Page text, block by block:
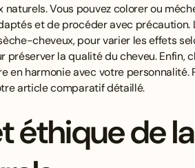
Vous pouvez colorer ou
et de procéder avec précaution.
cheveux, pour varier les effets
la qualité du cheveu. Enfin,
en harmonie avec votre personnalité.
article comparatif détaillé.
éthique de la